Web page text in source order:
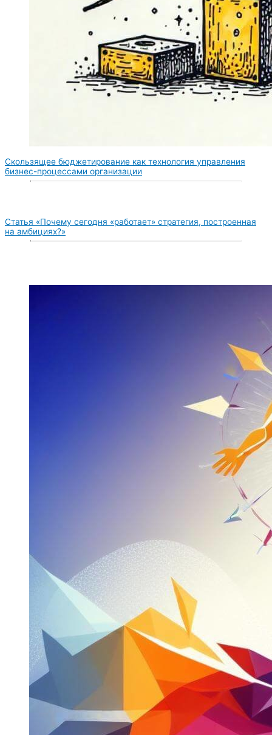
Скользящее бюджетирование как технология управления
бизнес-процессами организации
Статья «Почему сегодня «работает» стратегия, построенная
на амбициях?»